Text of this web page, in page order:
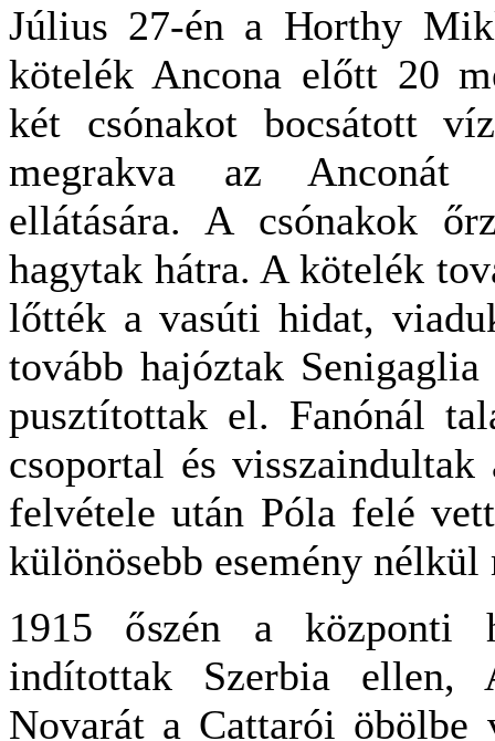
Július 27-én a Horthy
kötelék Ancona előtt 20
két csónakot bocsátott
megrakva az Anconát
ellátására. A csónakok
hagytak hátra. A kötelék
lőtték a vasúti hidat,
tovább hajóztak
pusztítottak el. Fanónál
csoportal és
felvétele után Póla felé
különösebb esemény nélkül
1915 őszén a központi
indítottak Szerbia ellen,
Novarát a Cattarói öbölbe